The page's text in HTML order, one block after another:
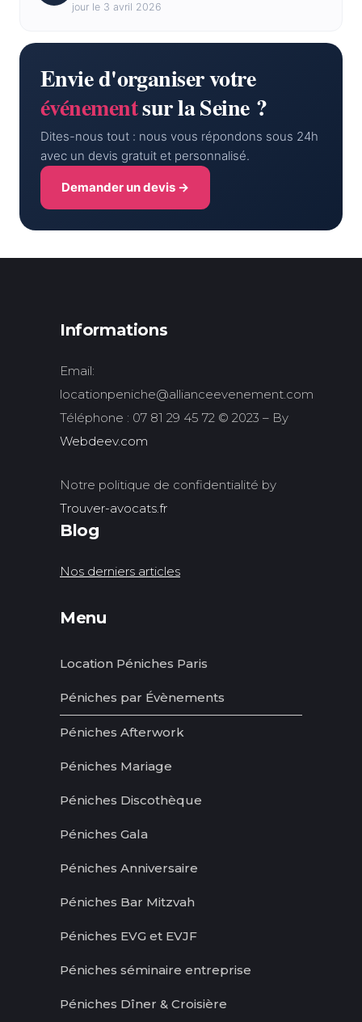
jour le 3 avril 2026
Envie d'organiser votre
événementsur la Seine ?
Dites-nous tout : nous vous répondons sous 24h
avec un devis gratuit et personnalisé.
Demander un devis →
Informations
Email:
locationpeniche@allianceevenement.com
Téléphone : 07 81 29 45 72 © 2023 – By
Webdeev.com
Notre politique de confidentialité by
Trouver-avocats.fr
Blog
Nos derniers articles
Menu
Location Péniches Paris
Péniches par Évènements
Péniches Afterwork
Péniches Mariage
Péniches Discothèque
Péniches Gala
Péniches Anniversaire
Péniches Bar Mitzvah
Péniches EVG et EVJF
Péniches séminaire entreprise
Péniches Dîner & Croisière